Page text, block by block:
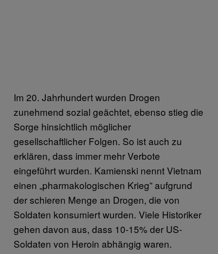
Im 20. Jahrhundert wurden Drogen
zunehmend sozial geächtet, ebenso stieg die
Sorge hinsichtlich möglicher
gesellschaftlicher Folgen. So ist auch zu
erklären, dass immer mehr Verbote
eingeführt wurden. Kamienski nennt Vietnam
einen „pharmakologischen Krieg” aufgrund
der schieren Menge an Drogen, die von
Soldaten konsumiert wurden. Viele Historiker
gehen davon aus, dass 10-15% der US-
Soldaten von Heroin abhängig waren.